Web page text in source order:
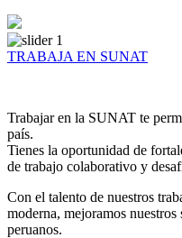
TRABAJA EN SUNAT
Trabajar en la SUNAT te
país.
Tienes la oportunidad de
de trabajo colaborativo y
Con el talento de nuestros
moderna, mejoramos
peruanos.